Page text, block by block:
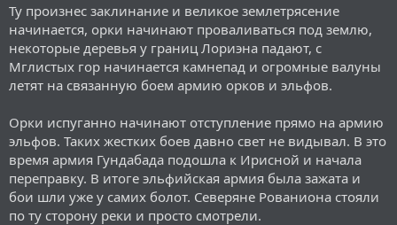
Ту произнес заклинание и великое землетрясение
начинается, орки начинают проваливаться под землю,
некоторые деревья у границ Лориэна падают, с
Мглистых гор начинается камнепад и огромные валуны
летят на связанную боем армию орков и эльфов.
Орки испуганно начинают отступление прямо на армию
эльфов. Таких жестких боев давно свет не видывал. В это
время армия Гундабада подошла к Ирисной и начала
переправку. В итоге эльфийская армия была зажата и
бои шли уже у самих болот. Северяне Рованиона стояли
по ту сторону реки и просто смотрели.